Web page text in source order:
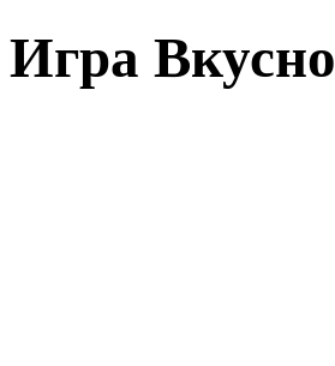
Игра Вкусно